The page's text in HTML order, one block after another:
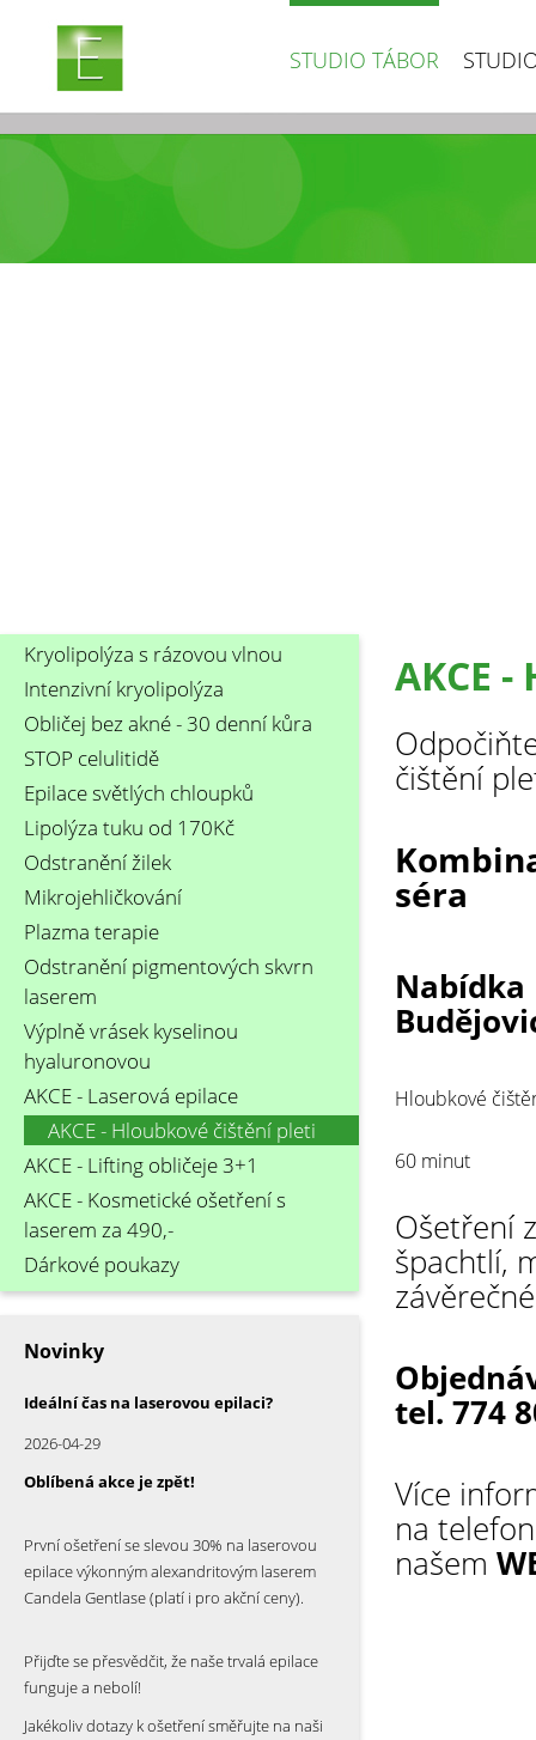
STUDIO TÁBOR
AKCE
čištění
séra
Nabídka
Hloubkové
60 minut
Ošetření
špachtlí,
tel. 774
Více
na
našem
Kryolipolýza s rázovou vlnou
Intenzivní kryolipolýza
Obličej bez akné - 30 denní kůra
STOP celulitidě
Epilace světlých chloupků
Lipolýza tuku od 170Kč
Odstranění žilek
Mikrojehličkování
Plazma terapie
Odstranění pigmentových skvrn
laserem
Výplně vrásek kyselinou
hyaluronovou
AKCE - Laserová epilace
AKCE - Hloubkové čištění pleti
AKCE - Lifting obličeje 3+1
AKCE - Kosmetické ošetření s
laserem za 490,-
Dárkové poukazy
Novinky
Ideální čas na laserovou epilaci?
2026-04-29
Oblíbená akce je zpět!
První ošetření se slevou 30% na laserovou
epilace výkonným alexandritovým laserem
Candela Gentlase (platí i pro akční ceny).
Přijďte se přesvědčit, že naše trvalá epilace
funguje a nebolí!
Jakékoliv dotazy k ošetření směřujte na naši